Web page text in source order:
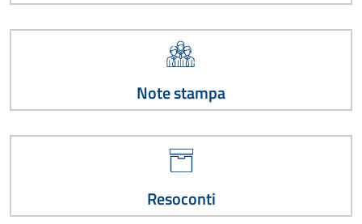
Note stampa
Resoconti